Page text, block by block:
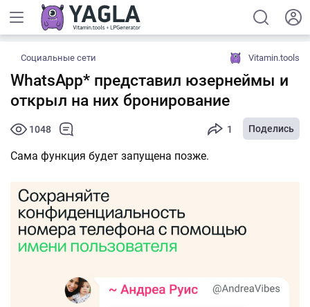
Социальные сети Vitamin.tools
WhatsApp* представил юзернеймы и
открыл на них бронирование
1048 1 Поделись
Сама функция будет запущена позже.